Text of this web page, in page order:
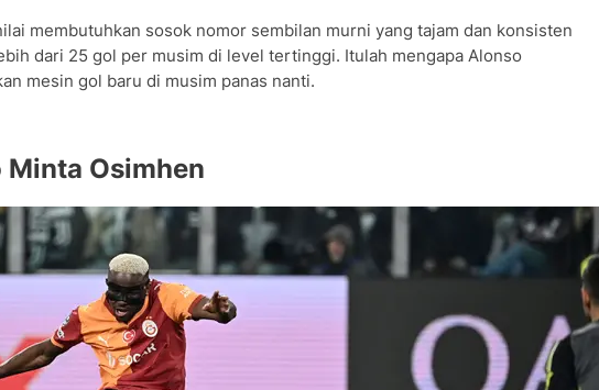
membutuhkan sosok nomor sembilan murni yang tajam dan konsisten
dari 25 gol per musim di level tertinggi. Itulah mengapa Alonso
mesin gol baru di musim panas nanti.
Minta Osimhen